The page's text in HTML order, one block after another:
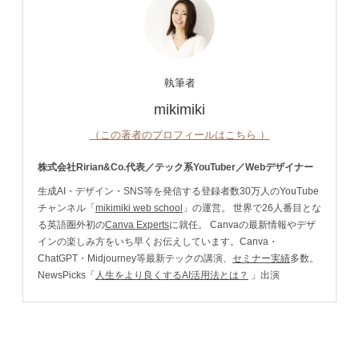
執筆者
mikimiki
（この著者のプロフィールはこちら ）
株式会社Ririan&Co.代表／テック系YouTuber／Webデザイナー
生成AI・デザイン・SNS等を発信する登録者数30万人のYouTube
チャンネル「 mikimiki web school 」の運営。 世界で26人番目とな
る英語圏外初のCanva Expertsに就任。 Canvaの最新情報やデザ
インの楽しみ方をいち早くお伝えしています。Canva・
ChatGPT・Midjourney等最新テックの講演、 セミナー実績多数。
NewsPicks「 人生をより良くするAI活用法とは？ 」出演